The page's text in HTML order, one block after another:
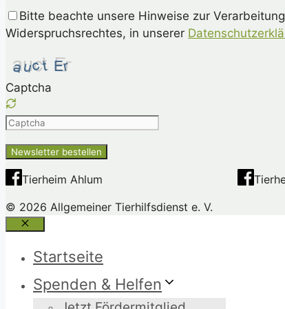
Bitte beachte unsere Hinweise zur
Widerspruchsrechtes, in unserer
Captcha
Please
the
characters
shown
in
the
ensure
Tierheim Ahlum
© 2026 Allgemeiner Tierhilfsdienst e. V.
Schließen
Startseite
Spenden & Helfen